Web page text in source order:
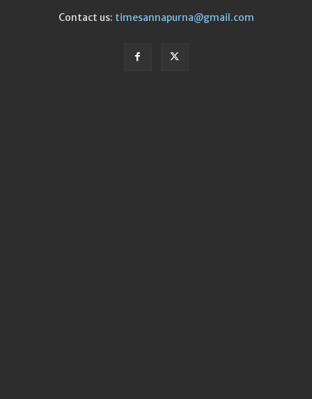
Contact us: timesannapurna@gmail.com